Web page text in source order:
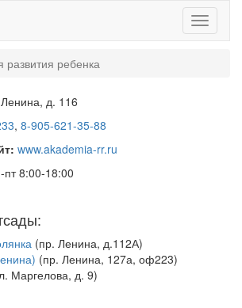
Toggle
развития ребенка
д. 116
, 8-905-621-35-88
www.akademia-rr.ru
пт 8:00-18:00
(пр. Ленина, д.112А)
(пр. Ленина, 127а, оф223)
Маргелова, д. 9)